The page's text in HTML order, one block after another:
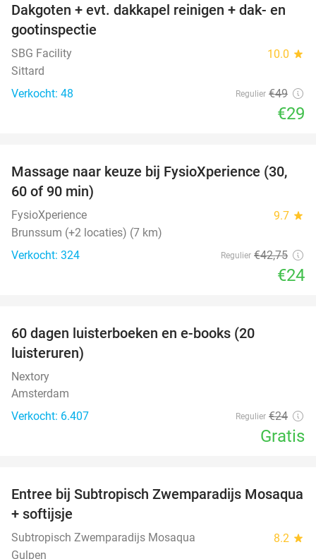
41%
Dakgoten + evt. dakkapel reinigen + dak- en
gootinspectie
SBG Facility 10.0 star
Sittard
Verkocht: 48
Regulier €49
€29
44%
Massage naar keuze bij FysioXperience (30,
60 of 90 min)
FysioXperience 9.7 star
Brunssum (+2 locaties) (7 km)
Verkocht: 324
Regulier €42,75
€24
60 dagen luisterboeken en e-books (20
luisteruren)
Nextory
Amsterdam
Verkocht: 6.407
Regulier €24
Gratis
25%
Entree bij Subtropisch Zwemparadijs Mosaqua
+ softijsje
Subtropisch Zwemparadijs Mosaqua 8.2 star
Gulpen